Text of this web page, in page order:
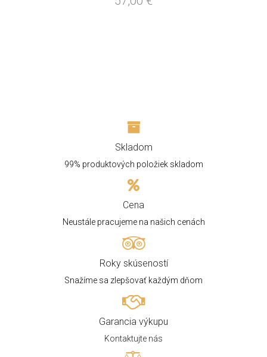
Skladom
99% produktových položiek skladom
Cena
Neustále pracujeme na našich cenách
Roky skúseností
Snažíme sa zlepšovať každým dňom
Garancia výkupu
Kontaktujte nás